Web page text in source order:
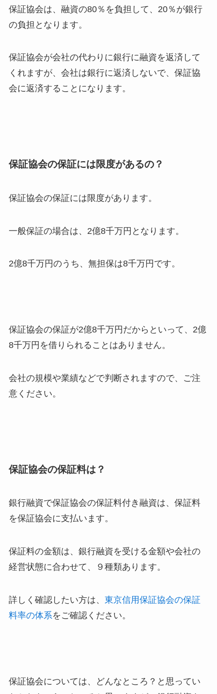
保証協会は、融資の80％を負担して、20％が銀行
の負担となります。
保証協会が会社の代わりに銀行に融資を返済して
くれますが、会社は銀行に返済しないで、保証協
会に返済することになります。
保証協会の保証には限度があるの？
保証協会の保証には限度があります。
一般保証の場合は、2億8千万円となります。
2億8千万円のうち、無担保は8千万円です。
保証協会の保証が2億8千万円だからといって、2億
8千万円を借りられることはありません。
会社の規模や業績などで判断されますので、ご注
意ください。
保証協会の保証料は？
銀行融資で保証協会の保証料付き融資は、保証料
を保証協会に支払います。
保証料の金額は、銀行融資を受ける金額や会社の
経営状態に合わせて、９種類あります。
詳しく確認したい方は、 東京信用保証協会の保証
料率の体系をご確認ください。
保証協会については、どんなところ？と思ってい